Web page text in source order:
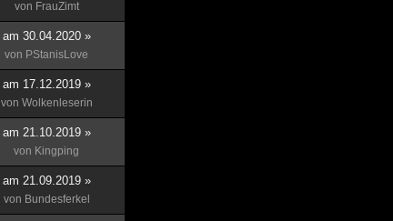
von FrauZimt
am 30.04.2020 »
von PStanisLove
am 17.12.2019 »
von Wolkenleserin
am 21.10.2019 »
von Kingping
am 21.09.2019 »
von Bundesferkel